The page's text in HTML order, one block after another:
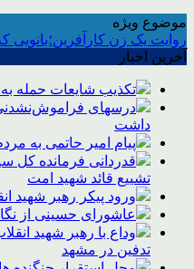
موضوع ویژه
روایت یک زن کارآفرین؛بانویی
آخرین اخبار
تکذیب شایعات حمله به
درسهای
داشت
پیام امیر حاتمی به
قدردانی فرمانده کل
تشییع قائد شهید امت
ورود پیکر رهبر شهید
عاشورای حسینی از
تدفین در مشهد